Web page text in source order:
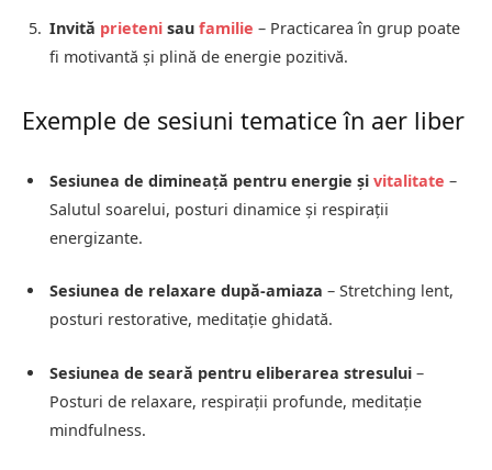
Invită prieteni sau familie – Practicarea în grup poate
fi motivantă și plină de energie pozitivă.
Exemple de sesiuni tematice în aer liber
Sesiunea de dimineață pentru energie și vitalitate –
Salutul soarelui, posturi dinamice și respirații
energizante.
Sesiunea de relaxare după-amiaza – Stretching lent,
posturi restorative, meditație ghidată.
Sesiunea de seară pentru eliberarea stresului –
Posturi de relaxare, respirații profunde, meditație
mindfulness.